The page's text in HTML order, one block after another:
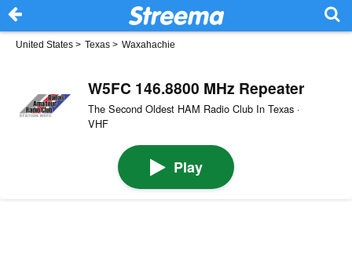
United States > Texas > Waxahachie
W5FC 146.8800 MHz Repeater
The Second Oldest HAM Radio Club In Texas ·
VHF
Play